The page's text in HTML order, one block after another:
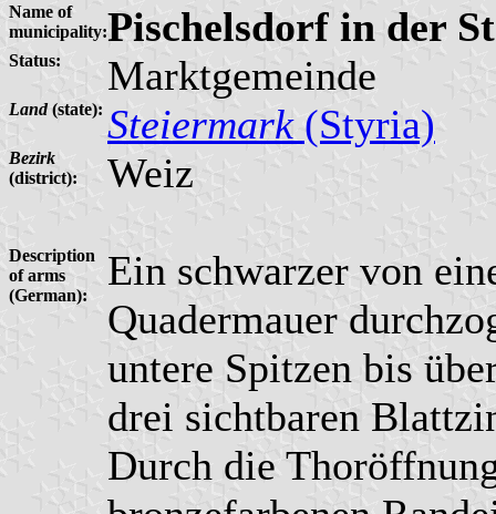
Name of
municipality:Pischelsdorf in der
Status: Marktgemeinde
Land(state): Steiermark(Styria)
Bezirk
(district):
Weiz
Description
of arms
(German):
Ein schwarzer von
Quadermauer
untere Spitzen bis
drei sichtbaren
Durch die